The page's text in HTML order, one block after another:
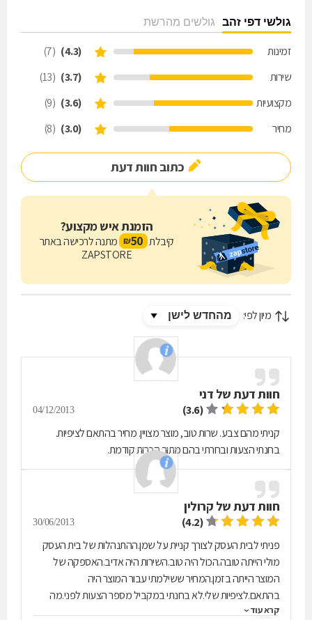
גולשי דפי זהב גולשים מהרשת
זמינות (4.3)
(7)
שירות
(3.7)
(13)
מקצועיות
(3.6)
(9)
מחיר
(3.0)
(8)
כתוב חוות דעת
הזמנת איש מקצוע?
קיבלת 50
₪ מתנה לרכישה באתר
ZAPSTORE
מיון לפי:
חוות דעת של דני
(3.6)
04/12/2013
קניתי מהם צבע. שרות טוב, מוצר מצויין. מחיר בהתאם לציפיות.
בחנתי הצעות ובחרתי בהם מתוך הכרות קודמת.
חוות דעת של קרולין
(4.2)
30/06/2013
פניתי לבית העסק לצורך קניית על שמן.ההתנהלות של בית העסק
מולי הייתה טובה.הכול היה טוב.השירות היה אדיב.האספקה של
המוצר הייתה בזמן.המחיר ששילמתי עבור המוצר היה
בהתאם.לציפיות שלי.לא בחנתי במקביל מספר הצעות לפני.מה
ששיכנע אותי להזמין את המוצר דווקא בבית העסק הזה
קרא עוד